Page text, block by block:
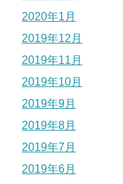
2020年1月
2019年12月
2019年11月
2019年10月
2019年9月
2019年8月
2019年7月
2019年6月